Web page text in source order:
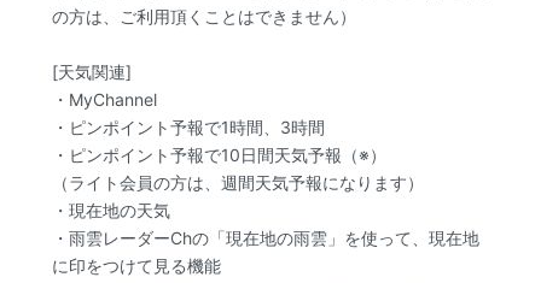
の方は、ご利用頂くことはできません）
[天気関連]
・MyChannel
・ピンポイント予報で1時間、3時間
・ピンポイント予報で10日間天気予報（※）
（ライト会員の方は、週間天気予報になります）
・現在地の天気
・雨雲レーダーChの「現在地の雨雲」を使って、現在地
に印をつけて見る機能